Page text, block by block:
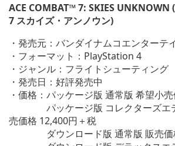
ド
ウ
で
開
く)
ACE COMBAT™ 7: SKIES UNKNOWN
7 スカイズ・アンノウン)
・発売元：バンダイナムコエンターテ
・フォーマット：PlayStation 4
・ジャンル：フライトシューティング
・発売日：好評発売中
・価格：パッケージ版 通常版 希望小
パッケージ版 コレクターズエデ
売価格 12,400円＋税
ダウンロード版 通常版 販売価